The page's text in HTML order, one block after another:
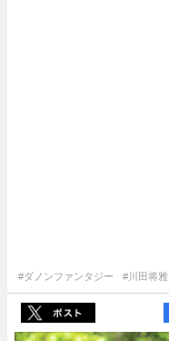
#ダノンファンタジー #川田将雅